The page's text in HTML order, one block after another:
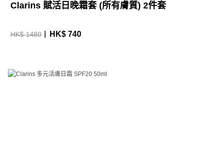
Clarins 賦活日晚霜套 (所有膚質) 2件套
HK$ 1480 HK$ 740